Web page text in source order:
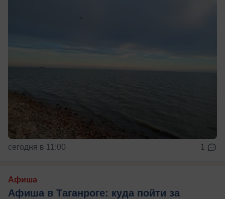
сегодня в 11:00 1
Афиша
Афиша в Таганроге: куда пойти за